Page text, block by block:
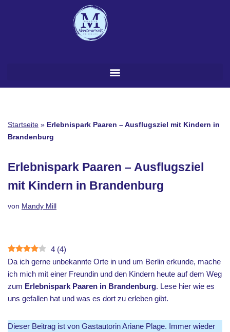
Startseite » Erlebnispark Paaren – Ausflugsziel mit Kindern in
Brandenburg
Erlebnispark Paaren – Ausflugsziel
mit Kindern in Brandenburg
von Mandy Mill
4 (4)
Da ich gerne unbekannte Orte in und um Berlin erkunde, mache
ich mich mit einer Freundin und den Kindern heute auf dem Weg
zum Erlebnispark Paaren in Brandenburg. Lese hier wie es
uns gefallen hat und was es dort zu erleben gibt.
Dieser Beitrag ist von Gastautorin Ariane Plage. Immer wieder